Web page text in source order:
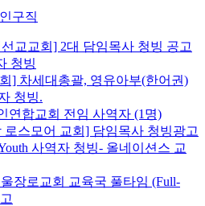
구직
교교회] 2대 담임목사 청빙 공고
청빙
] 차세대총괄, 영유아부(한어권)
청빙.
연합교회 전임 사역자 (1명)
로스모어 교회] 담임목사 청빙광고
사역자 청빙- 올네이션스 교
장로교회 교육국 풀타임 (Full-